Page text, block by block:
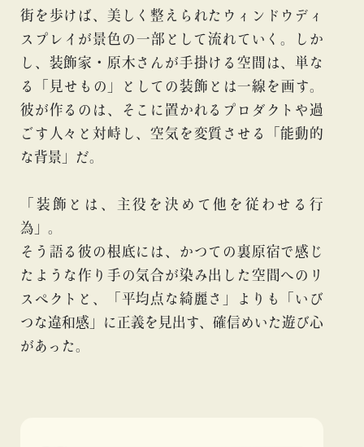
blog blog
街を歩けば、美しく整えられたウィンドウディ
スプレイが景色の一部として流れていく。しか
し、装飾家・原木さんが手掛ける空間は、単な
る「見せもの」としての装飾とは一線を画す。
彼が作るのは、そこに置かれるプロダクトや過
ごす人々と対峙し、空気を変質させる「能動的
な背景」だ。
「装飾とは、主役を決めて他を従わせる行
為」。
そう語る彼の根底には、かつての裏原宿で感じ
たような作り手の気合が染み出した空間へのリ
スペクトと、「平均点な綺麗さ」よりも「いび
つな違和感」に正義を見出す、確信めいた遊び心
があった。